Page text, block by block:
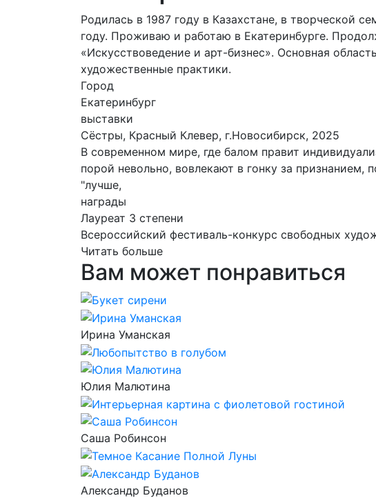
Родилась в 1987 году в Казахстане, в творческой
году. Проживаю и работаю в Екатеринбурге.
«Искусствоведение и арт-бизнес». Основная
художественные практики.
Город
Екатеринбург
выставки
Сёстры, Красный Клевер, г.Новосибирск, 2025
В современном мире, где балом правит
порой невольно, вовлекают в гонку за
"лучше,
награды
Лауреат 3 степени
Всероссийский фестиваль-конкурс свободных
Читать больше
Вам может понравиться
Ирина Уманская
Юлия Малютина
Саша Робинсон
Александр Буданов